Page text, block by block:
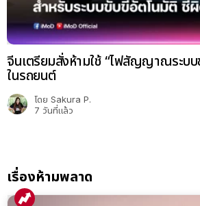
จีนเตรียมสั่งห้ามใช้ “ไฟสัญญาณระบ
ในรถยนต์
โดย Sakura P.
7 วันที่แล้ว
เรื่องห้ามพลาด